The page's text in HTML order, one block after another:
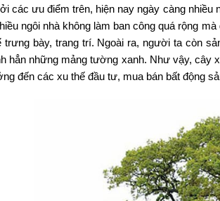
các ưu điểm trên, hiện nay ngày càng nhiều
ngôi nhà không làm ban công quá rộng
trưng bày, trang trí. Ngoài ra, người ta còn
hẳn những mảng tường xanh. Như vậy, cây
đến các xu thế đầu tư, mua bán bất động